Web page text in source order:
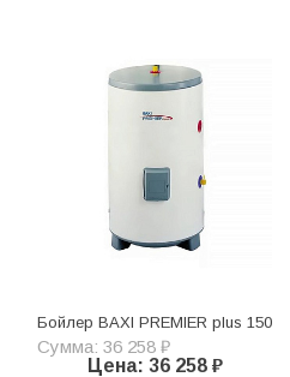
Бойлер BAXI PREMIER plus 150
Сумма: 36 258 ₽
Цена: 36 258 ₽